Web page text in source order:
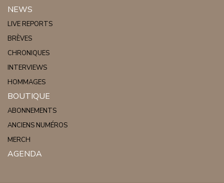
NEWS
LIVE REPORTS
BRÈVES
CHRONIQUES
INTERVIEWS
HOMMAGES
BOUTIQUE
ABONNEMENTS
ANCIENS NUMÉROS
MERCH
AGENDA